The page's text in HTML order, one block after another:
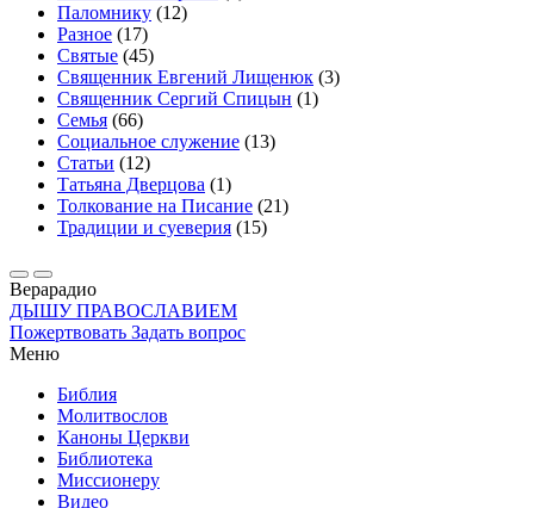
Паломнику (12)
Разное (17)
Святые (45)
Священник Евгений Лищенюк (3)
Священник Сергий Спицын (1)
Семья (66)
Социальное служение (13)
Статьи (12)
Татьяна Дверцова (1)
Толкование на Писание (21)
Традиции и суеверия (15)
Верарадио
ДЫШУ ПРАВОСЛАВИЕМ
Пожертвовать Задать вопрос
Меню
Библия
Молитвослов
Каноны Церкви
Библиотека
Миссионеру
Видео